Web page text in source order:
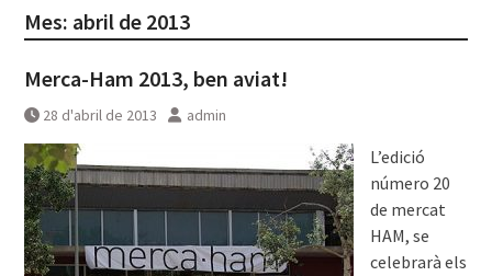
Mes: abril de 2013
Merca-Ham 2013, ben aviat!
28 d'abril de 2013 admin
L’edició
número 20
de mercat
HAM, se
celebrarà els